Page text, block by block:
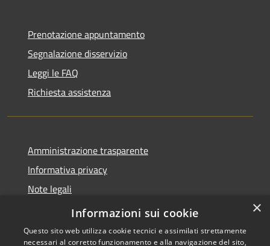
Prenotazione appuntamento
Segnalazione disservizio
Leggi le FAQ
Richiesta assistenza
Amministrazione trasparente
Informativa privacy
Note legali
Dichiarazione di accessibilità
×
Informazioni sui cookie
Questo sito web utilizza cookie tecnici e assimilati strettamente
necessari al corretto funzionamento e alla navigazione del sito,